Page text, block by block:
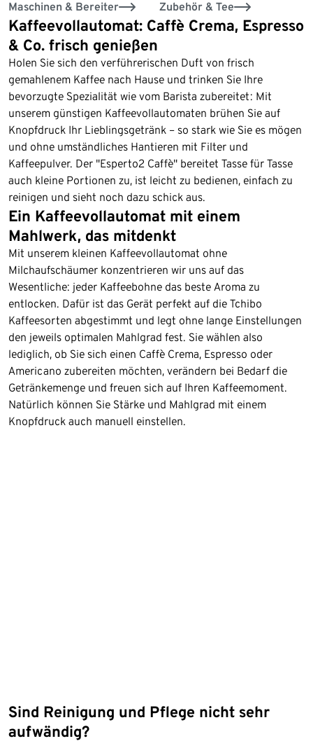
Maschinen & Bereiter Zubehör & Tee
Kaffeevollautomat: Caffè Crema, Espresso
& Co. frisch genießen
Holen Sie sich den verführerischen Duft von frisch
gemahlenem Kaffee nach Hause und trinken Sie Ihre
bevorzugte Spezialität wie vom Barista zubereitet: Mit
unserem günstigen Kaffeevollautomaten brühen Sie auf
Knopfdruck Ihr Lieblingsgetränk – so stark wie Sie es mögen
und ohne umständliches Hantieren mit Filter und
Kaffeepulver. Der "Esperto2 Caffè" bereitet Tasse für Tasse
auch kleine Portionen zu, ist leicht zu bedienen, einfach zu
reinigen und sieht noch dazu schick aus.
Ein Kaffeevollautomat mit einem
Mahlwerk, das mitdenkt
Mit unserem kleinen Kaffeevollautomat ohne
Milchaufschäumer konzentrieren wir uns auf das
Wesentliche: jeder Kaffeebohne das beste Aroma zu
entlocken. Dafür ist das Gerät perfekt auf die Tchibo
Kaffeesorten abgestimmt und legt ohne lange Einstellungen
den jeweils optimalen Mahlgrad fest. Sie wählen also
lediglich, ob Sie sich einen Caffè Crema, Espresso oder
Americano zubereiten möchten, verändern bei Bedarf die
Getränkemenge und freuen sich auf Ihren Kaffeemoment.
Natürlich können Sie Stärke und Mahlgrad mit einem
Knopfdruck auch manuell einstellen.
Sind Reinigung und Pflege nicht sehr
aufwändig?